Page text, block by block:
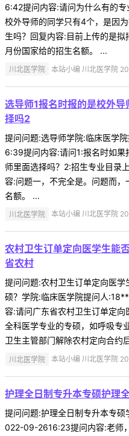
6:42提问内容:请问为什么有的
校外导师的同学只有4个，是因
生吗？回复内容:目前上传的是
月份国家给的招生名额。 ...
川北医学院 本站小编 川北医学院
选导师1报名时报的是校外
择吗2
提问问题:选导师学院:临床医学
6:39提问内容:请问1:报名时如
师里面选择吗？2:招生专业目录
容:问题一，不完全是。问题而
名额。 ...
川北医学院 本站小编 川北医学院
农村卫生订单定向医学生能
省农村
提问问题:农村卫生订单定向医
硕？学院:临床医学院提问人
容:请问广东省农村卫生订单定
全科医学专业的专硕，如呼吸专
卫生主管部门解除农村定向合约
川北医学院 本站小编 川北医学院
护理全日制专升本专硕护理
提问问题:护理全日制专升本专
022-09-2616:23提问内容:老师